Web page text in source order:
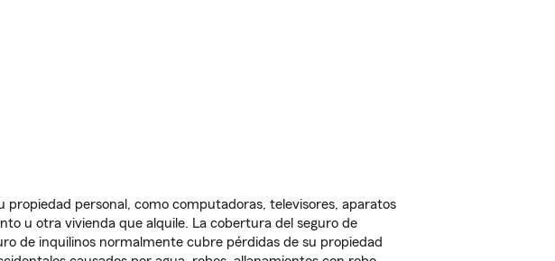
personal, como computadoras, televisores, aparatos
u otra vivienda que alquile. La cobertura del seguro de
de inquilinos normalmente cubre pérdidas de su propiedad